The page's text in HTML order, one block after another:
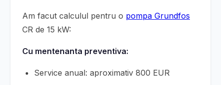
Am facut calculul pentru o pompa Grundfos
CR de 15 kW:
Cu mentenanta preventiva:
Service anual: aproximativ 800 EUR